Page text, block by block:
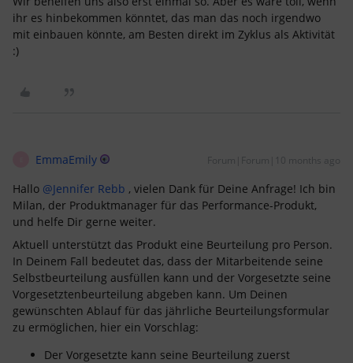
ihr es hinbekommen könntet, das man das noch irgendwo
mit einbauen könnte, am Besten direkt im Zyklus als Aktivität
:)
EmmaEmily Forum|Forum|10 months ago
Hallo ​ @Jennifer Rebb , vielen Dank für Deine Anfrage! Ich bin
Milan, der Produktmanager für das Performance-Produkt,
und helfe Dir gerne weiter.
Aktuell unterstützt das Produkt eine Beurteilung pro Person.
In Deinem Fall bedeutet das, dass der Mitarbeitende seine
Selbstbeurteilung ausfüllen kann und der Vorgesetzte seine
Vorgesetztenbeurteilung abgeben kann. Um Deinen
gewünschten Ablauf für das jährliche Beurteilungsformular
zu ermöglichen, hier ein Vorschlag:
Der Vorgesetzte kann seine Beurteilung zuerst